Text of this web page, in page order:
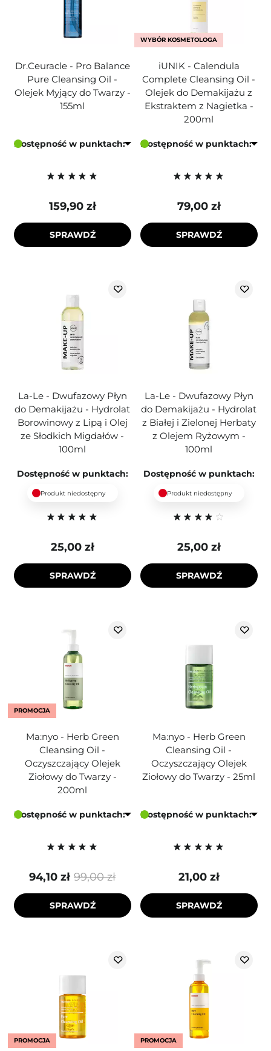
Dr.Ceuracle - Pro Balance
Pure Cleansing Oil -
Olejek Myjący do Twarzy -
155ml
Dostępność w punktach:
159,90 zł
SPRAWDŹ
WYBÓR KOSMETOLOGA
iUNIK - Calendula
Complete Cleansing Oil -
Olejek do Demakijażu z
Ekstraktem z Nagietka -
200ml
Dostępność w punktach:
79,00 zł
SPRAWDŹ
La-Le - Dwufazowy Płyn
do Demakijażu - Hydrolat
Borowinowy z Lipą i Olej
ze Słodkich Migdałów -
100ml
Dostępność w punktach:
Produkt niedostępny
25,00 zł
SPRAWDŹ
La-Le - Dwufazowy Płyn
do Demakijażu - Hydrolat
z Białej i Zielonej Herbaty
z Olejem Ryżowym -
100ml
Dostępność w punktach:
Produkt niedostępny
25,00 zł
SPRAWDŹ
PROMOCJA
Ma:nyo - Herb Green
Cleansing Oil -
Oczyszczający Olejek
Ziołowy do Twarzy -
200ml
Dostępność w punktach:
99,00 zł
94,10 zł
SPRAWDŹ
Ma:nyo - Herb Green
Cleansing Oil -
Oczyszczający Olejek
Ziołowy do Twarzy - 25ml
Dostępność w punktach:
21,00 zł
SPRAWDŹ
PROMOCJA PROMOCJA